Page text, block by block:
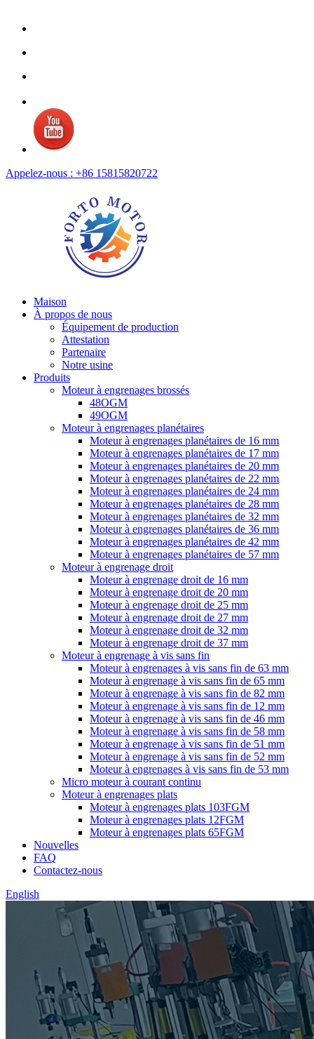
Appelez-nous : +86 15815820722
Maison
À propos de nous
Équipement de production
Attestation
Partenaire
Notre usine
Produits
Moteur à engrenages brossés
48OGM
49OGM
Moteur à engrenages planétaires
Moteur à engrenages planétaires de 16 mm
Moteur à engrenages planétaires de 17 mm
Moteur à engrenages planétaires de 20 mm
Moteur à engrenages planétaires de 22 mm
Moteur à engrenages planétaires de 24 mm
Moteur à engrenages planétaires de 28 mm
Moteur à engrenages planétaires de 32 mm
Moteur à engrenages planétaires de 36 mm
Moteur à engrenages planétaires de 42 mm
Moteur à engrenages planétaires de 57 mm
Moteur à engrenage droit
Moteur à engrenage droit de 16 mm
Moteur à engrenage droit de 20 mm
Moteur à engrenage droit de 25 mm
Moteur à engrenage droit de 27 mm
Moteur à engrenage droit de 32 mm
Moteur à engrenage droit de 37 mm
Moteur à engrenage à vis sans fin
Moteur à engrenages à vis sans fin de 63 mm
Moteur à engrenage à vis sans fin de 65 mm
Moteur à engrenage à vis sans fin de 82 mm
Moteur à engrenage à vis sans fin de 12 mm
Moteur à engrenage à vis sans fin de 46 mm
Moteur à engrenage à vis sans fin de 58 mm
Moteur à engrenage à vis sans fin de 51 mm
Moteur à engrenage à vis sans fin de 52 mm
Moteur à engrenages à vis sans fin de 53 mm
Micro moteur à courant continu
Moteur à engrenages plats
Moteur à engrenages plats 103FGM
Moteur à engrenages plats 12FGM
Moteur à engrenages plats 65FGM
Nouvelles
FAQ
Contactez-nous
English